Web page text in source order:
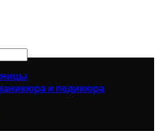
и педикюра